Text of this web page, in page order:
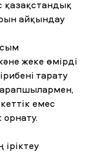
қазақстандық
айқындау
жеке өмірді
тарату
емес
орнату.